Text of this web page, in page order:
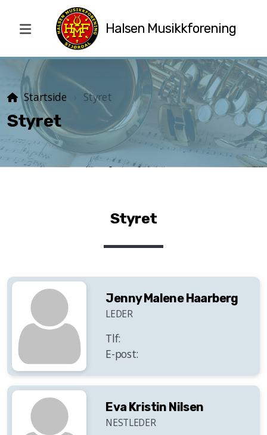
Halsen Musikkforening
Startside Styret
Styret
Styret
Jenny Malene Haarberg
LEDER
Tlf:
E-post:
Eva Kristin Nilsen
NESTLEDER
Dirigent
Styret